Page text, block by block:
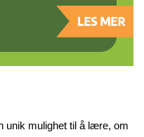
unik mulighet til å lære, om